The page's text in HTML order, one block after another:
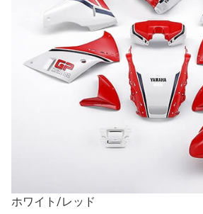
ホワイト/レッド